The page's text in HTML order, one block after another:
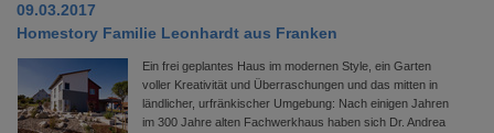
09.03.2017
Homestory Familie Leonhardt aus Franken
Ein frei geplantes Haus im modernen Style, ein Garten
voller Kreativität und Überraschungen und das mitten in
ländlicher, urfränkischer Umgebung: Nach einigen Jahren
im 300 Jahre alten Fachwerkhaus haben sich Dr. Andrea